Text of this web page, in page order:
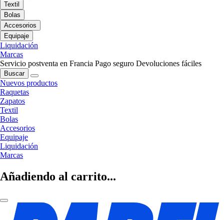
Textil
Bolas
Accesorios
Equipaje
Liquidación
Marcas
Servicio postventa en Francia Pago seguro Devoluciones fáciles
Buscar
Nuevos productos
Raquetas
Zapatos
Textil
Bolas
Accesorios
Equipaje
Liquidación
Marcas
Añadiendo al carrito...